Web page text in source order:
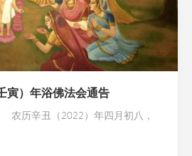
寅）年浴佛法会通告
丑（2022）年四月初八，